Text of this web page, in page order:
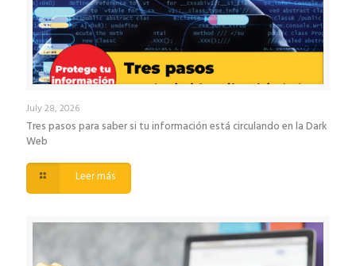
July 28, 2026
Tres pasos para saber si tu información está circulando en la Dark
Web
Leer más